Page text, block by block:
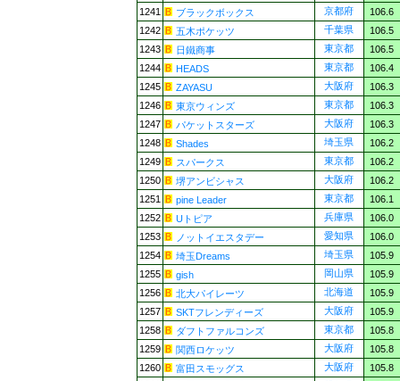
1241
ブラックボックス 京都府
106.6
1242
五木ポケッツ 千葉県
106.5
1243
日鐵商事 東京都
106.5
1244
HEADS 東京都
106.4
1245
ZAYASU 大阪府
106.3
1246
東京ウィンズ 東京都
106.3
1247
パケットスターズ 大阪府
106.3
1248
Shades 埼玉県
106.2
1249
スパークス 東京都
106.2
1250
堺アンビシャス 大阪府
106.2
1251
pine Leader 東京都
106.1
1252
Uトピア 兵庫県
106.0
1253
ノットイエスタデー 愛知県
106.0
1254
埼玉Dreams 埼玉県
105.9
1255
gish 岡山県
105.9
1256
北大パイレーツ 北海道
105.9
1257
SKTフレンディーズ 大阪府
105.9
1258
ダフトファルコンズ 東京都
105.8
1259
関西ロケッツ 大阪府
105.8
1260
富田スモッグス 大阪府
105.8